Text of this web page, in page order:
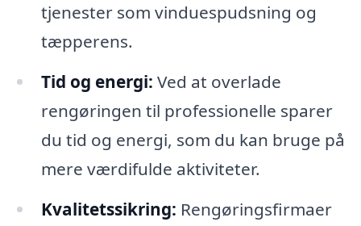
tjenester som vinduespudsning og
tæpperens.
Tid og energi: Ved at overlade
rengøringen til professionelle sparer
du tid og energi, som du kan bruge på
mere værdifulde aktiviteter.
Kvalitetssikring: Rengøringsfirmaer